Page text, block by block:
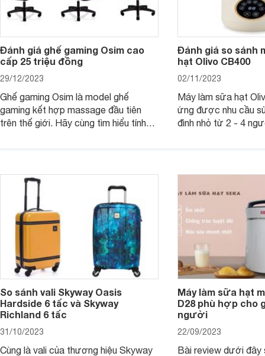
Đánh giá ghế gaming Osim cao
cấp 25 triệu đồng
29/12/2023
Ghế gaming Osim là model ghế
gaming kết hợp massage đầu tiên
trên thế giới. Hãy cùng tìm hiểu tính
Đánh giá so sánh
hạt Olivo CB400
02/11/2023
Máy làm sữa hạt
ứng được nhu cầu
đình nhỏ từ 2 - 4
So sánh vali Skyway Oasis
Hardside 6 tấc và Skyway
Richland 6 tấc
31/10/2023
Cùng là vali của thương hiệu Skyway
Máy làm sữa hạt
D28 phù hợp cho
người
22/09/2023
Bài review dưới đây